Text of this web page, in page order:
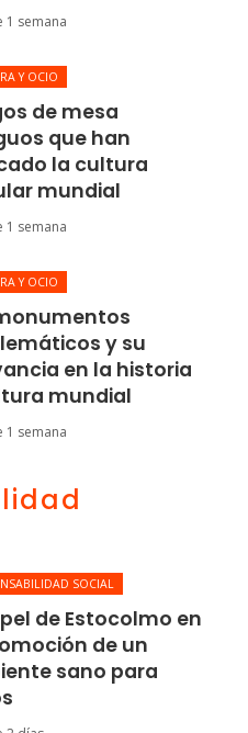
1 semana
Y OCIO
de mesa
que han
la cultura
mundial
1 semana
Y OCIO
y su
en la historia
mundial
1 semana
SOCIAL
de Estocolmo en
de un
sano para